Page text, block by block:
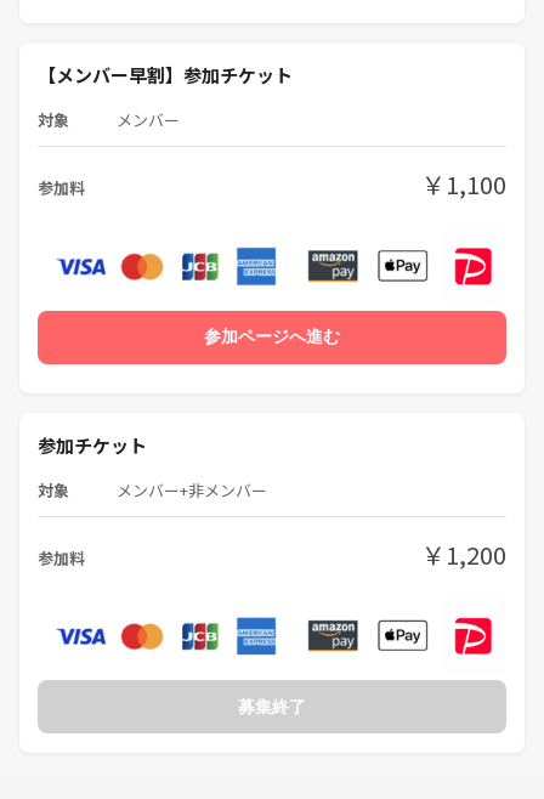
【メンバー早割】参加チケット
対象 メンバー
参加料 ￥1,100
参加ページへ進む
参加チケット
対象 メンバー+非メンバー
参加料 ￥1,200
募集終了